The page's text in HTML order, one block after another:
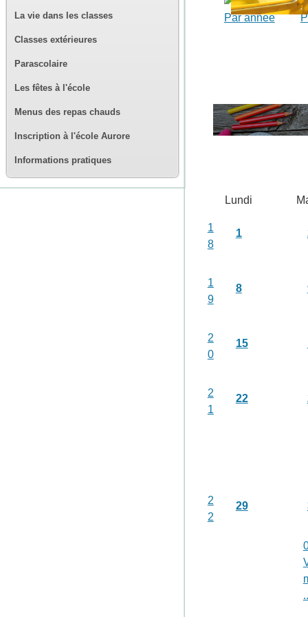
La vie dans les classes
Classes extérieures
Parascolaire
Les fêtes à l'école
Menus des repas chauds
Inscription à l'école Aurore
Informations pratiques
Par année
Lundi
1
8
1
1
9
8
2
0
15
2
1
22
2
2
29